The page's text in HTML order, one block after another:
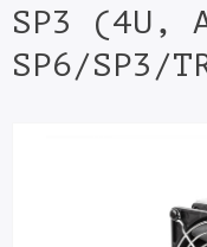
SP3 (4U,
SP6/SP3/